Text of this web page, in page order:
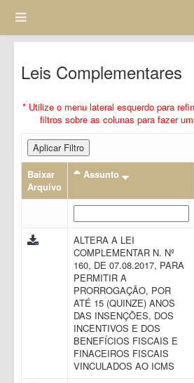
Leis Complementares
* Utilize o menu lateral esquerdo para
filtros sobre as colunas para fazer
Aplicar Filtro
Baixar
Arquivo
Assunto
ALTERA A LEI
COMPLEMENTAR N. Nº
160, DE 07.08.2017, PARA
PERMITIR A
PRORROGAÇÃO, POR
ATÉ 15 (QUINZE) ANOS
DAS INSENÇÕES, DOS
INCENTIVOS E DOS
BENEFÍCIOS FISCAIS E
FINACEIROS FISCAIS
VINCULADOS AO ICMS